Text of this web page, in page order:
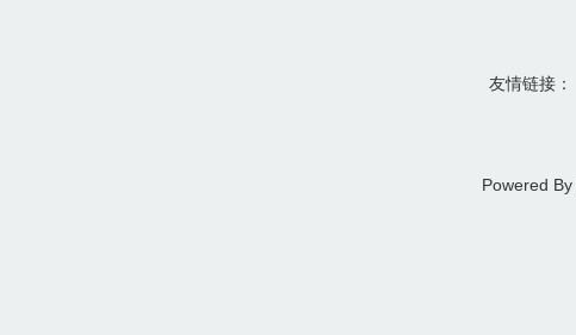
友情链接：
Powered By